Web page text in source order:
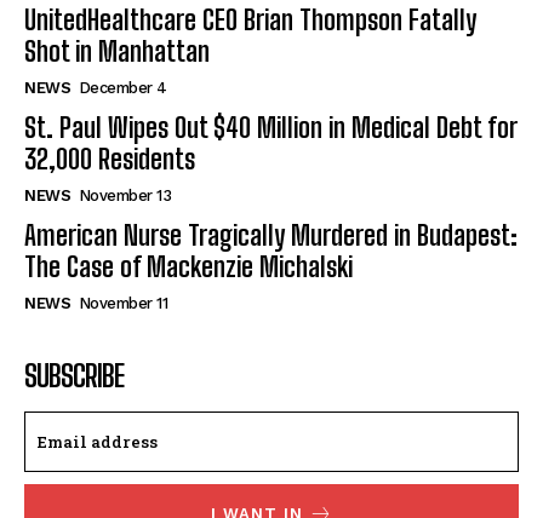
UnitedHealthcare CEO Brian Thompson Fatally
Shot in Manhattan
NEWS December 4
St. Paul Wipes Out $40 Million in Medical Debt for
32,000 Residents
NEWS November 13
American Nurse Tragically Murdered in Budapest:
The Case of Mackenzie Michalski
NEWS November 11
SUBSCRIBE
I WANT IN